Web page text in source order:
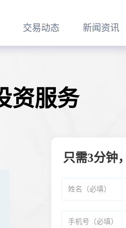
交易动态 新闻资讯
资服务
只需3分钟